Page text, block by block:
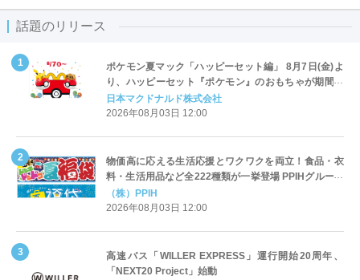
話題のリリース
ポケモン夏マック「ハッピーセット編」 8月7日(金)よ
り、ハッピーセット『ポケモン』のおもちゃが期間限
定登場
日本マクドナルド株式会社
2026年08月03日 12:00
物価高に応える生活応援とワクワクを両立！食品・衣
料・生活用品など全222種類が一挙登場 PPIHグループ
「夏福袋」＆セール 8月6日(木)より順次スタート
（株）PPIH
2026年08月03日 12:00
高速バス「WILLER EXPRESS」運行開始20周年、
「NEXT20 Project」始動